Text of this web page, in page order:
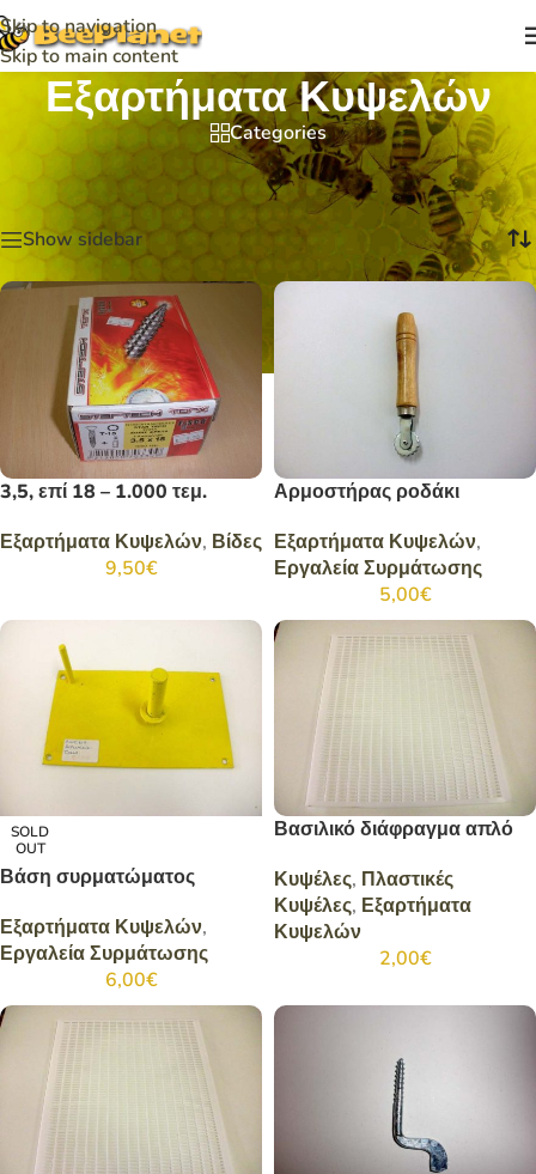
Skip to navigation
Skip to main content
Εξαρτήματα Κυψελών
Categories
Αρχική σελίδα /
Εξαρτήματα Κυψελών
Βλέπετε 1–12 από 45 αποτελέσματα
Show sidebar
3,5, επί 18 – 1.000 τεμ.
Εξαρτήματα Κυψελών, Βίδες
9,50€
Αρμοστήρας ροδάκι
Εξαρτήματα Κυψελών,
Εργαλεία Συρμάτωσης
5,00€
SOLD
OUT
Βάση συρματώματος
Εξαρτήματα Κυψελών,
Εργαλεία Συρμάτωσης
6,00€
Βασιλικό διάφραγμα απλό
Κυψέλες, Πλαστικές
Κυψέλες, Εξαρτήματα
Κυψελών
2,00€